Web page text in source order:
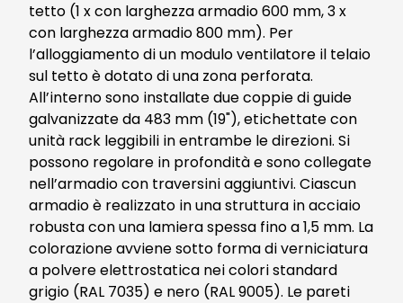
tetto (1 x con larghezza armadio 600 mm, 3 x
con larghezza armadio 800 mm). Per
l’alloggiamento di un modulo ventilatore il telaio
sul tetto è dotato di una zona perforata.
All’interno sono installate due coppie di guide
galvanizzate da 483 mm (19"), etichettate con
unità rack leggibili in entrambe le direzioni. Si
possono regolare in profondità e sono collegate
nell’armadio con traversini aggiuntivi. Ciascun
armadio è realizzato in una struttura in acciaio
robusta con una lamiera spessa fino a 1,5 mm. La
colorazione avviene sotto forma di verniciatura
a polvere elettrostatica nei colori standard
grigio (RAL 7035) e nero (RAL 9005). Le pareti